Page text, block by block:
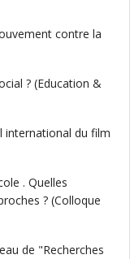
contre la
? (Education &
international du film
. Quelles
? (Colloque
de "Recherches